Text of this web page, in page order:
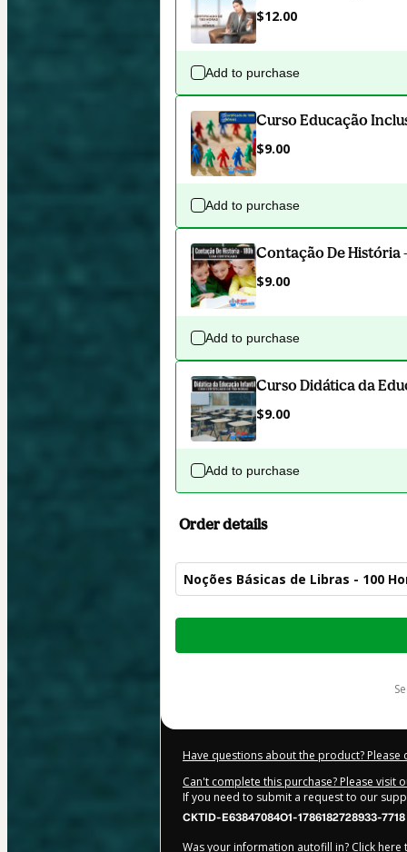
$12.00
Add to purchase
Curso Educação
$9.00
Add to purchase
Contação De História
$9.00
Add to purchase
Curso Didática da
$9.00
Add to purchase
Order details
Noções Básicas de Libras - 100
Total
Have questions about the product? Please
Can't complete this purchase? Please visit
If you need to submit a request to our
CKTID-E63847084O1-1786182728933-7718
Was your information autofill in? Click here